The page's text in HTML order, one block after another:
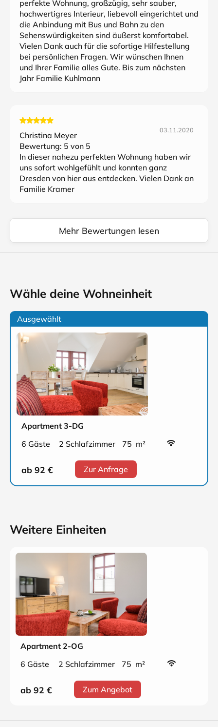
perfekte Wohnung, großzügig, sehr sauber,
hochwertigres Interieur, liebevoll eingerichtet und
die Anbindung mit Bus und Bahn zu den
Sehenswürdigkeiten sind äußerst komfortabel.
Vielen Dank auch für die sofortige Hilfestellung
bei persönlichen Fragen. Wir wünschen Ihnen
und Ihrer Familie alles Gute. Bis zum nächsten
Jahr Familie Kuhlmann
Christina Meyer
03.11.2020
Bewertung: 5 von 5
In dieser nahezu perfekten Wohnung haben wir
uns sofort wohlgefühlt und konnten ganz
Dresden von hier aus entdecken. Vielen Dank an
Familie Kramer
Mehr Bewertungen lesen
Wähle deine Wohneinheit
Ausgewählt
Apartment 3-DG
6 Gäste
2 Schlafzimmer 75 m²
ab 92 € Zur Anfrage
Weitere Einheiten
Apartment 2-OG
6 Gäste
2 Schlafzimmer 75 m²
ab 92 € Zum Angebot